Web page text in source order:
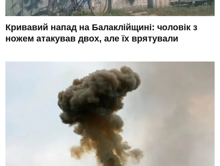
Кривавий напад на Балаклійщині: чоловік з
ножем атакував двох, але їх врятували